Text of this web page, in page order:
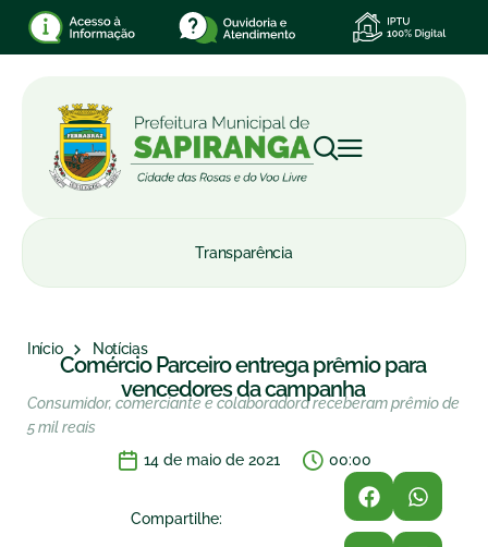
Transparência
Início Notícias
Comércio Parceiro entrega prêmio para
vencedores da campanha
Consumidor, comerciante e colaboradora receberam prêmio de
5 mil reais
14 de maio de 2021
00:00
Compartilhe: